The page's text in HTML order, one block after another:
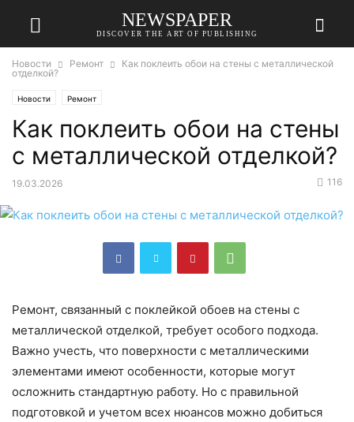
NEWSPAPER
DISCOVER THE ART OF PUBLISHING
Новости Ремонт
Как поклеить обои на стены с металлической
отделкой?
Новости Ремонт
Как поклеить обои на стены
с металлической отделкой?
19.03.2026 116
Ремонт, связанный с поклейкой обоев на стены с
металлической отделкой, требует особого подхода.
Важно учесть, что поверхности с металлическими
элементами имеют особенности, которые могут
осложнить стандартную работу. Но с правильной
подготовкой и учетом всех нюансов можно добиться